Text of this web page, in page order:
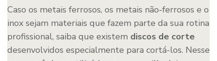
Caso os metais ferrosos, os metais não-ferrosos e o
inox sejam materiais que fazem parte da sua rotina
profissional, saiba que existem discos de corte
desenvolvidos especialmente para cortá-los. Nesse